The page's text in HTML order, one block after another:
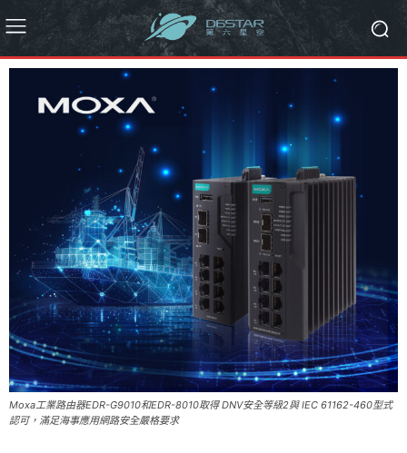
Moxa工業路由器EDR-G9010和EDR-8010取得 DNV安全等級2與 IEC 61162-460型式
認可，滿足海事應用網路安全嚴格要求